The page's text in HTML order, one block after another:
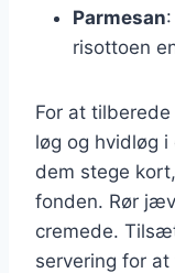
Parmesan
risottoen
For at
løg og hvidløg
dem stege
fonden. Rør
cremede.
servering for